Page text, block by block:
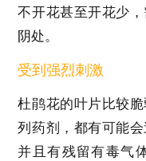
不开花甚至开花少
阴处。
受到强烈刺激
杜鹃花的叶片比较
列药剂，都有可能
并且有残留有毒气